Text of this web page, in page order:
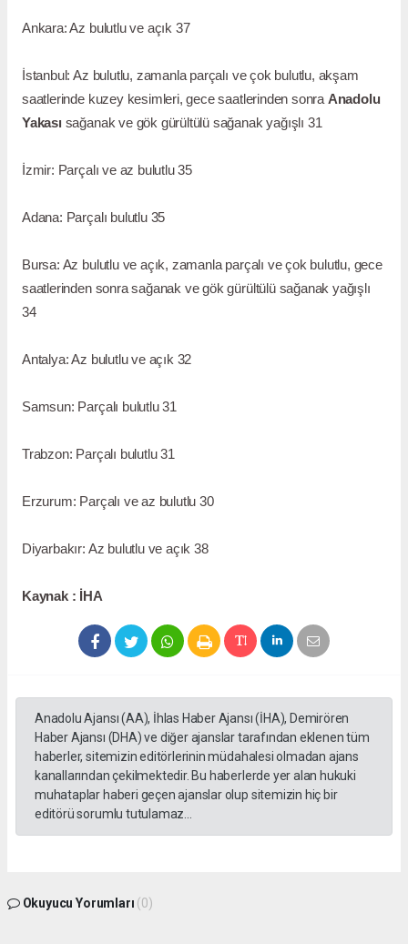
Ankara: Az bulutlu ve açık 37
İstanbul: Az bulutlu, zamanla parçalı ve çok bulutlu, akşam
saatlerinde kuzey kesimleri, gece saatlerinden sonraAnadolu
Yakasısağanak ve gök gürültülü sağanak yağışlı 31
İzmir: Parçalı ve az bulutlu 35
Adana: Parçalı bulutlu 35
Bursa: Az bulutlu ve açık, zamanla parçalı ve çok bulutlu, gece
saatlerinden sonra sağanak ve gök gürültülü sağanak yağışlı
34
Antalya: Az bulutlu ve açık 32
Samsun: Parçalı bulutlu 31
Trabzon: Parçalı bulutlu 31
Erzurum: Parçalı ve az bulutlu 30
Diyarbakır: Az bulutlu ve açık 38
Kaynak : İHA
Anadolu Ajansı (AA), İhlas Haber Ajansı (İHA), Demirören
Haber Ajansı (DHA) ve diğer ajanslar tarafından eklenen tüm
haberler, sitemizin editörlerinin müdahalesi olmadan ajans
kanallarından çekilmektedir. Bu haberlerde yer alan hukuki
muhataplar haberi geçen ajanslar olup sitemizin hiç bir
editörü sorumlu tutulamaz...
Okuyucu Yorumları (0)